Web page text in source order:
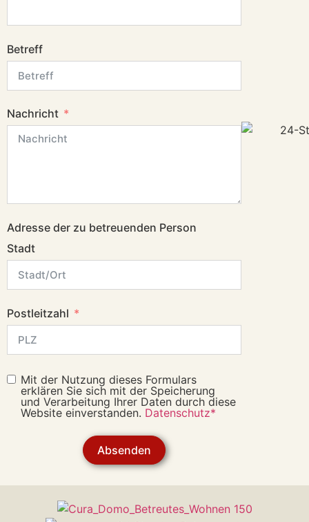
Betreff
Nachricht
Adresse der zu betreuenden Person
Stadt
Postleitzahl
Mit der Nutzung dieses Formulars
erklären Sie sich mit der Speicherung
und Verarbeitung Ihrer Daten durch diese
Website einverstanden. Datenschutz*
Absenden